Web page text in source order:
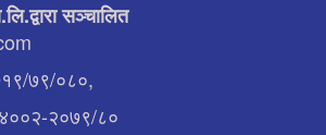
सञ्चालित
७९/०८०,
४००२-२०७९/८०